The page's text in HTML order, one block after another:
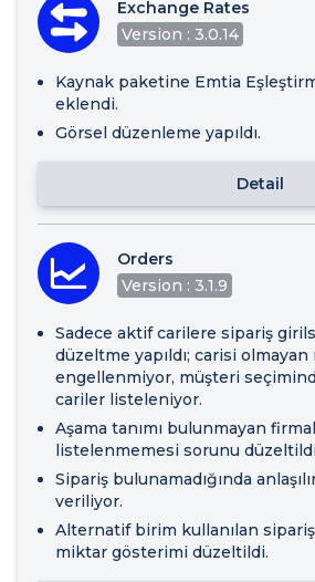
Exchange Rates
Version : 3.0.14
Kaynak paketine Emtia
eklendi.
Görsel düzenleme yapıldı.
Detail
Orders
Version : 3.1.9
Sadece aktif carilere sipariş
düzeltme yapıldı; carisi
engellenmiyor, müşteri
cariler listeleniyor.
Aşama tanımı bulunmayan
listelenmemesi sorunu
Sipariş bulunamadığında
veriliyor.
Alternatif birim kullanılan
miktar gösterimi düzeltildi.